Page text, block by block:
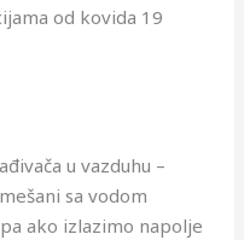
od kovida 19
u vazduhu –
sa vodom
ako izlazimo napolje